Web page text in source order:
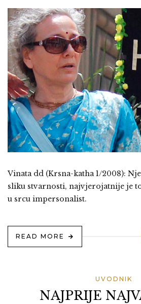
Vinata dd (Krsna-katha 1/2008):
sliku stvarnosti, najvjerojatnije je
u srcu impersonalist.
READ MORE
UVODNIK
NAJPRIJE